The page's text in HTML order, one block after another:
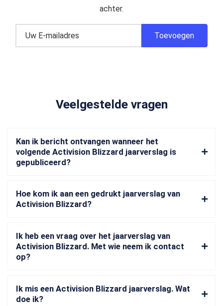
achter.
Veelgestelde vragen
Kan ik bericht ontvangen wanneer het
volgende Activision Blizzard jaarverslag is
gepubliceerd?
Hoe kom ik aan een gedrukt jaarverslag van
Activision Blizzard?
Ik heb een vraag over het jaarverslag van
Activision Blizzard. Met wie neem ik contact
op?
Ik mis een Activision Blizzard jaarverslag. Wat
doe ik?